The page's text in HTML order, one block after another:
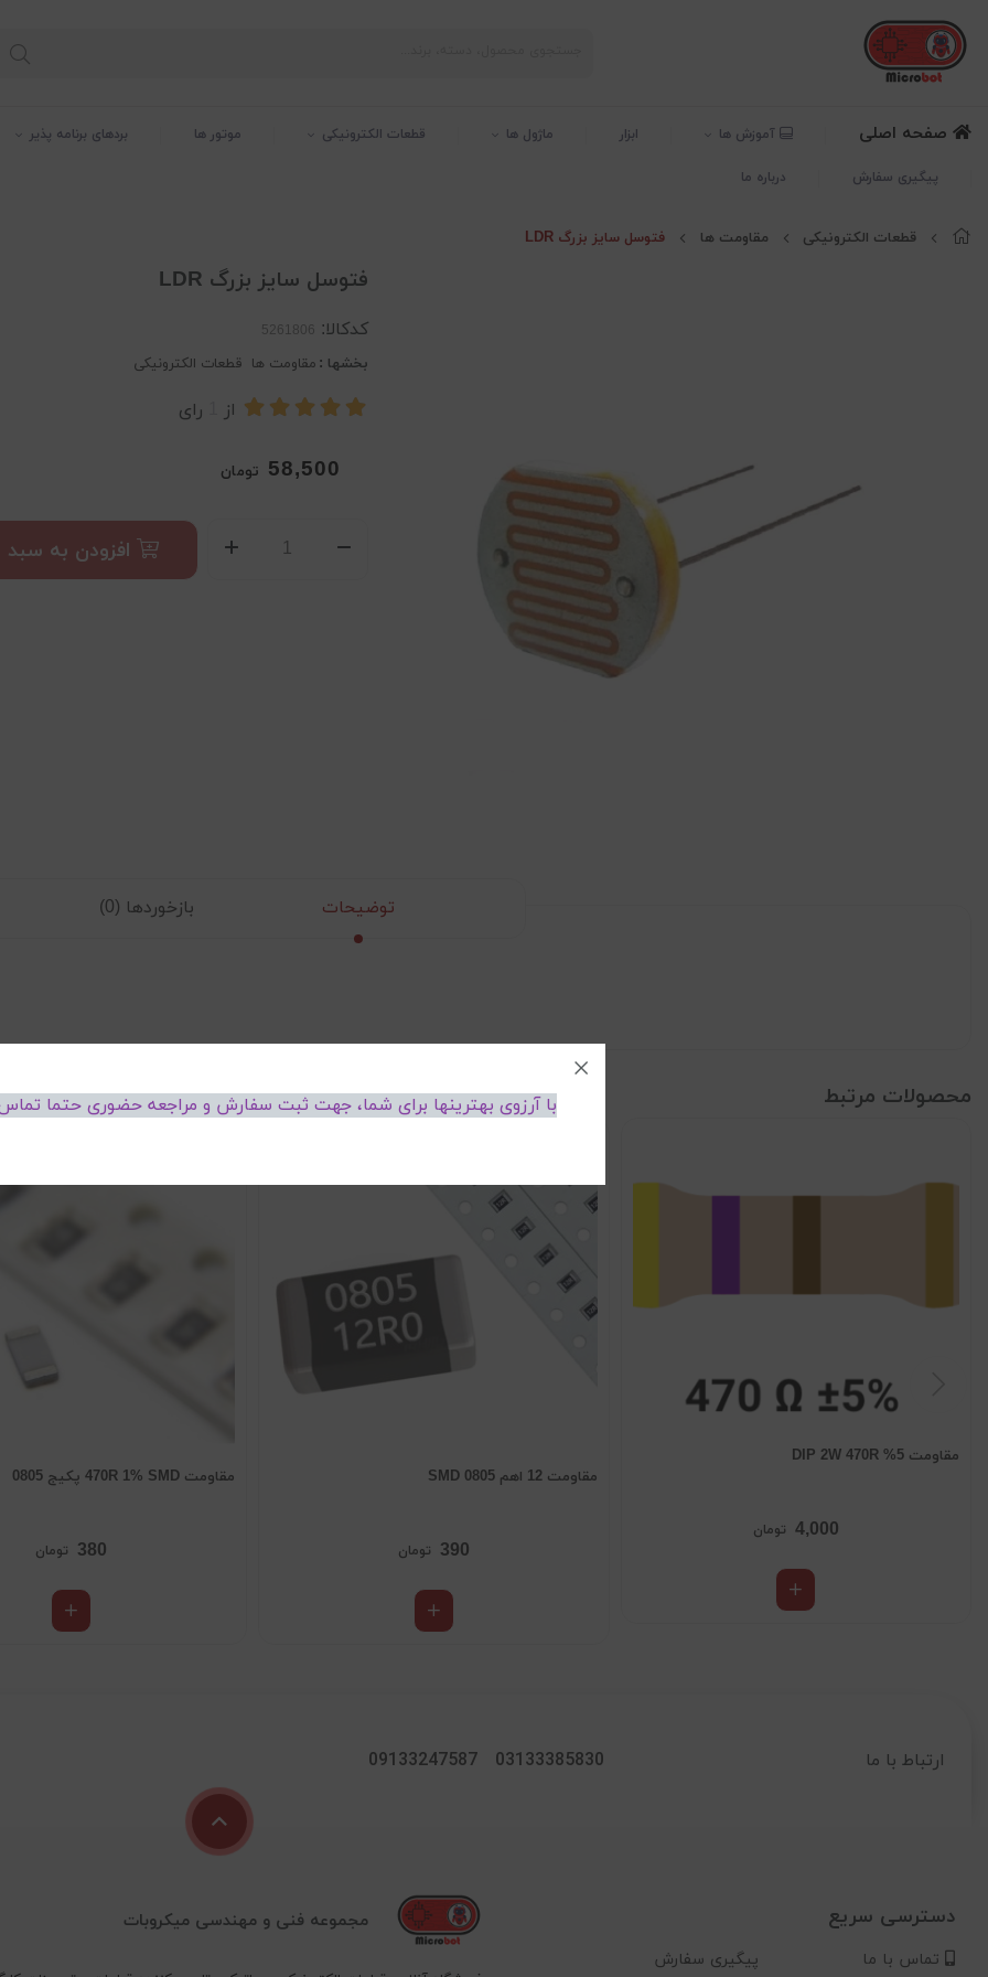
صفحه اصلی آموزش ها ابزار ماژول ها قطعات الکترونیکی موتور ها بردهای برنامه پذیر
پیگیری سفارش درباره ما
قطعات الکترونیکی مقاومت ها فتوسل سایز بزرگ LDR
فتوسل سایز بزرگ LDR
کدکالا:
بخشها : مقاومت ها قطعات الکترونیکی
از رای
58,500 تومان
افزودن به سبد
توضیحات بازخوردها (0)
محصولات مرتبط
مقاومت 5% DIP 2W 470R
4,000 تومان
مقاومت 12 اهم SMD 0805
390 تومان
مقاومت 470R 1% SMD پکیج 0805
380 تومان
ارتباط با ما 03133385830
09133247587
دسترسی سریع
تماس با ما پیگیری سفارش
مجموعه فنی و مهندسی میکروبات
با آرزوی بهترینها برای شما، جهت ثبت سفارش و مراجعه حضوری حتما